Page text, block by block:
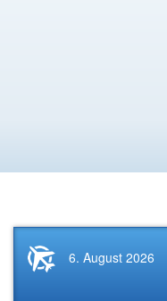
Startseite
6. August 2026